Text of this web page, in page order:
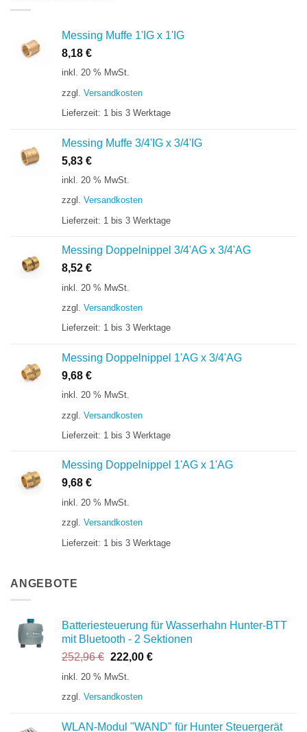
Messing Muffe 1'IG x 1'IG
8,18 €
inkl. 20 % MwSt.
zzgl. Versandkosten
Lieferzeit: 1 bis 3 Werktage
Messing Muffe 3/4'IG x 3/4'IG
5,83 €
inkl. 20 % MwSt.
zzgl. Versandkosten
Lieferzeit: 1 bis 3 Werktage
Messing Doppelnippel 3/4'AG x 3/4'AG
8,52 €
inkl. 20 % MwSt.
zzgl. Versandkosten
Lieferzeit: 1 bis 3 Werktage
Messing Doppelnippel 1'AG x 3/4'AG
9,68 €
inkl. 20 % MwSt.
zzgl. Versandkosten
Lieferzeit: 1 bis 3 Werktage
Messing Doppelnippel 1'AG x 1'AG
9,68 €
inkl. 20 % MwSt.
zzgl. Versandkosten
Lieferzeit: 1 bis 3 Werktage
ANGEBOTE
Batteriesteuerung für Wasserhahn Hunter-BTT
mit Bluetooth - 2 Sektionen
252,96€ Ursprünglicher
Preis
252,96 €
222,00 €Aktueller
inkl. 20 % MwSt.
zzgl. Versandkosten
WLAN-Modul "WAND" für Hunter Steuergerät